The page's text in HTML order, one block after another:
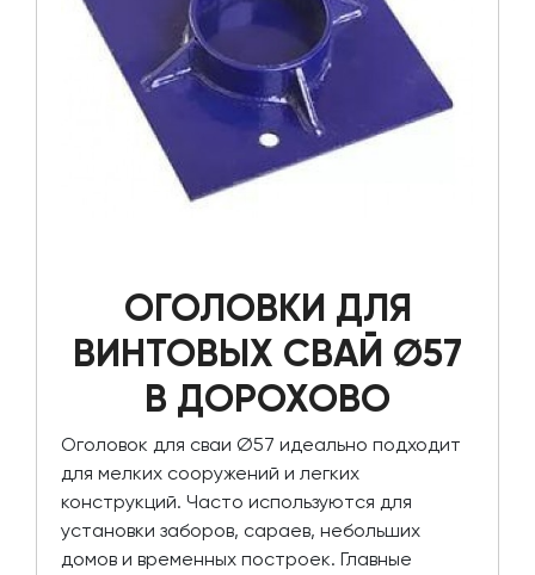
ОГОЛОВКИ ДЛЯ
ВИНТОВЫХ СВАЙ Ø57
В ДОРОХОВО
Оголовок для сваи Ø57 идеально подходит
для мелких сооружений и легких
конструкций. Часто используются для
установки заборов, сараев, небольших
домов и временных построек. Главные